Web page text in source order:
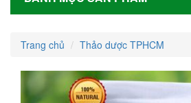
Trang chủ Thảo dược TPHCM